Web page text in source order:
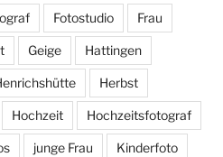
Fotostudio Frau
Geige Hattingen
Herbst
Hochzeit Hochzeitsfotograf
junge Frau Kinderfoto